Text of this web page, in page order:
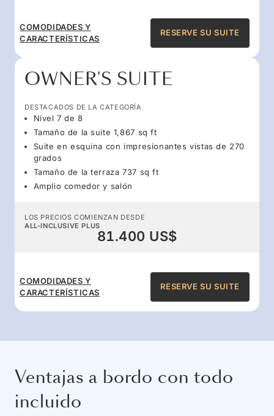
COMODIDADES Y
CARACTERÍSTICAS
RESERVE SU SUITE
OWNER'S SUITE
DESTACADOS DE LA CATEGORÍA
Nivel 7 de 8
Tamaño de la suite 1,867 sq ft
Suite en esquina con impresionantes vistas de 270
grados
Tamaño de la terraza 737 sq ft
Amplio comedor y salón
LOS PRECIOS COMIENZAN DESDE
ALL-INCLUSIVE PLUS
81.400 US$
COMODIDADES Y
CARACTERÍSTICAS
RESERVE SU SUITE
Ventajas a bordo con todo
incluido